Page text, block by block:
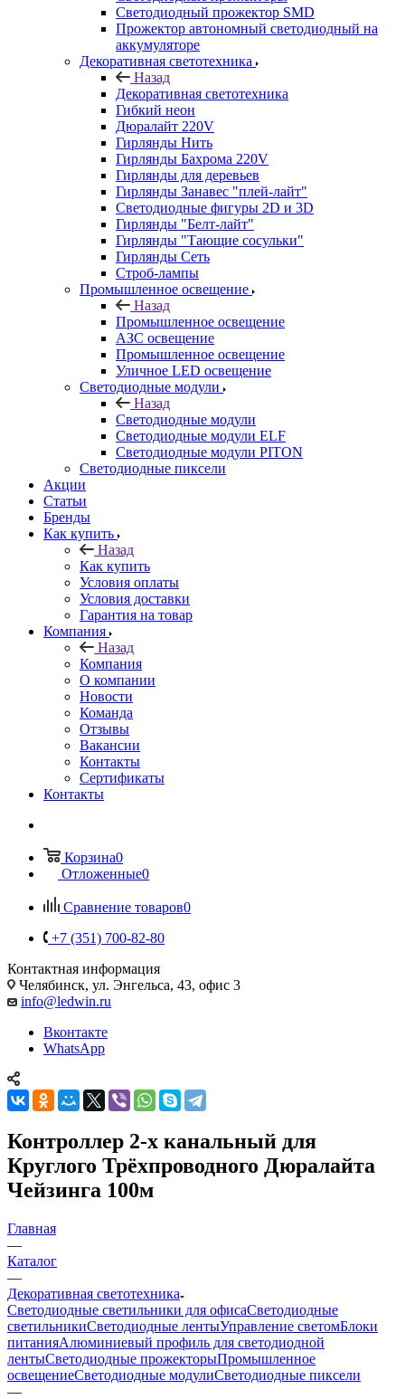
Светодиодный прожектор SMD
Прожектор автономный светодиодный на
аккумуляторе
Декоративная светотехника
Назад
Декоративная светотехника
Гибкий неон
Дюралайт 220V
Гирлянды Нить
Гирлянды Бахрома 220V
Гирлянды для деревьев
Гирлянды Занавес "плей-лайт"
Светодиодные фигуры 2D и 3D
Гирлянды "Белт-лайт"
Гирлянды "Тающие сосульки"
Гирлянды Сеть
Строб-лампы
Промышленное освещение
Назад
Промышленное освещение
АЗС освещение
Промышленное освещение
Уличное LED освещение
Светодиодные модули
Назад
Светодиодные модули
Светодиодные модули ELF
Светодиодные модули PITON
Светодиодные пиксели
Акции
Статьи
Бренды
Как купить
Назад
Как купить
Условия оплаты
Условия доставки
Гарантия на товар
Компания
Назад
Компания
О компании
Новости
Команда
Отзывы
Вакансии
Контакты
Сертификаты
Контакты
Корзина0
Отложенные0
Сравнение товаров0
+7 (351) 700-82-80
Контактная информация
Челябинск, ул. Энгельса, 43, офис 3
info@ledwin.ru
Вконтакте
WhatsApp
Контроллер 2-х канальный для
Круглого Трёхпроводного Дюралайта
Чейзинга 100м
Главная
—
Каталог
—
Декоративная светотехника
Светодиодные светильники для офисаСветодиодные
светильникиСветодиодные лентыУправление светомБлоки
питанияАлюминиевый профиль для светодиодной
лентыСветодиодные прожекторыПромышленное
освещениеСветодиодные модулиСветодиодные пиксели
—